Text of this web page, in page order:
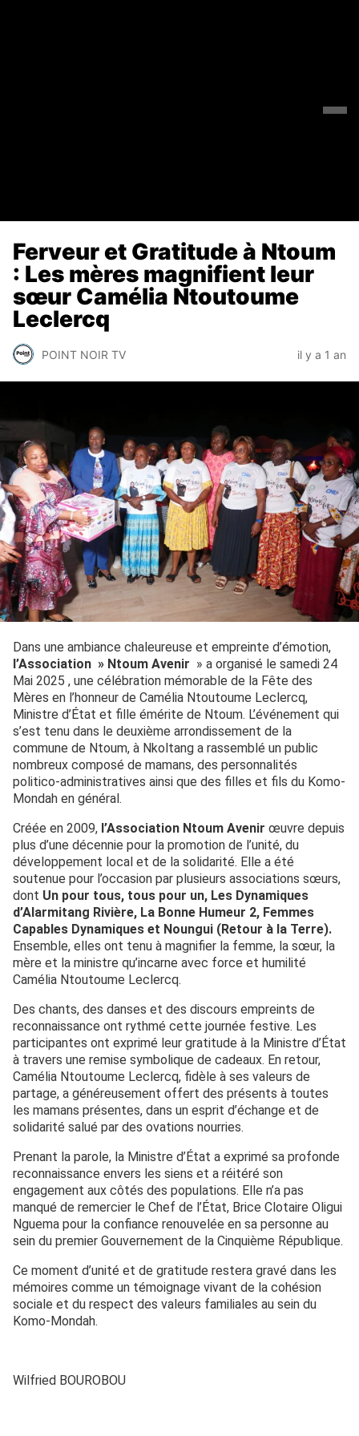
Ferveur et Gratitude à Ntoum
: Les mères magnifient leur
sœur Camélia Ntoutoume
Leclercq
POINT NOIR TV il y a 1 an
Dans une ambiance chaleureuse et empreinte d’émotion,
l’Association » Ntoum Avenir » a organisé le samedi 24
Mai 2025 , une célébration mémorable de la Fête des
Mères en l’honneur de Camélia Ntoutoume Leclercq,
Ministre d’État et fille émérite de Ntoum. L’événement qui
s’est tenu dans le deuxième arrondissement de la
commune de Ntoum, à Nkoltang a rassemblé un public
nombreux composé de mamans, des personnalités
politico-administratives ainsi que des filles et fils du Komo-
Mondah en général.
Créée en 2009, l’Association Ntoum Avenir œuvre depuis
plus d’une décennie pour la promotion de l’unité, du
développement local et de la solidarité. Elle a été
soutenue pour l’occasion par plusieurs associations sœurs,
dont Un pour tous, tous pour un, Les Dynamiques
d’Alarmitang Rivière, La Bonne Humeur 2, Femmes
Capables Dynamiques et Noungui (Retour à la Terre).
Ensemble, elles ont tenu à magnifier la femme, la sœur, la
mère et la ministre qu’incarne avec force et humilité
Camélia Ntoutoume Leclercq.
Des chants, des danses et des discours empreints de
reconnaissance ont rythmé cette journée festive. Les
participantes ont exprimé leur gratitude à la Ministre d’État
à travers une remise symbolique de cadeaux. En retour,
Camélia Ntoutoume Leclercq, fidèle à ses valeurs de
partage, a généreusement offert des présents à toutes
les mamans présentes, dans un esprit d’échange et de
solidarité salué par des ovations nourries.
Prenant la parole, la Ministre d’État a exprimé sa profonde
reconnaissance envers les siens et a réitéré son
engagement aux côtés des populations. Elle n’a pas
manqué de remercier le Chef de l’État, Brice Clotaire Oligui
Nguema pour la confiance renouvelée en sa personne au
sein du premier Gouvernement de la Cinquième République.
Ce moment d’unité et de gratitude restera gravé dans les
mémoires comme un témoignage vivant de la cohésion
sociale et du respect des valeurs familiales au sein du
Komo-Mondah.
Wilfried BOUROBOU